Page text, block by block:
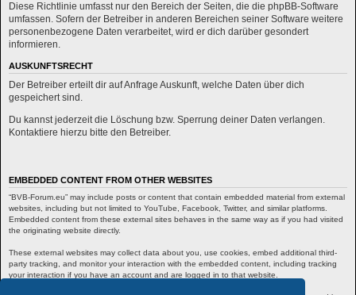
Diese Richtlinie umfasst nur den Bereich der Seiten, die die phpBB-Software
umfassen. Sofern der Betreiber in anderen Bereichen seiner Software weitere
personenbezogene Daten verarbeitet, wird er dich darüber gesondert
informieren.
AUSKUNFTSRECHT
Der Betreiber erteilt dir auf Anfrage Auskunft, welche Daten über dich
gespeichert sind.
Du kannst jederzeit die Löschung bzw. Sperrung deiner Daten verlangen.
Kontaktiere hierzu bitte den Betreiber.
EMBEDDED CONTENT FROM OTHER WEBSITES
“BVB-Forum.eu” may include posts or content that contain embedded material from external
websites, including but not limited to YouTube, Facebook, Twitter, and similar platforms.
Embedded content from these external sites behaves in the same way as if you had visited
the originating website directly.
These external websites may collect data about you, use cookies, embed additional third-
party tracking, and monitor your interaction with the embedded content, including tracking
your interaction if you have an account and are logged in to that website.